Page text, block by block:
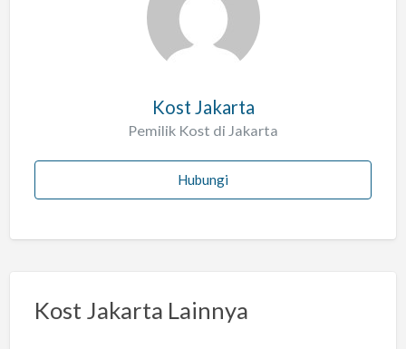
Kost Jakarta
Pemilik Kost di Jakarta
Hubungi
Kost Jakarta Lainnya